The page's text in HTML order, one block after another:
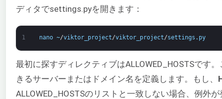
ディタでsettings.pyを開きます：
1 nano ~/viktor_project/viktor_project/settings . py
最初に探すディレクティブはALLOWED_HOSTSです
きるサーバーまたはドメイン名を定義します。もし、
ALLOWED_HOSTSのリストと一致しない場合、例外